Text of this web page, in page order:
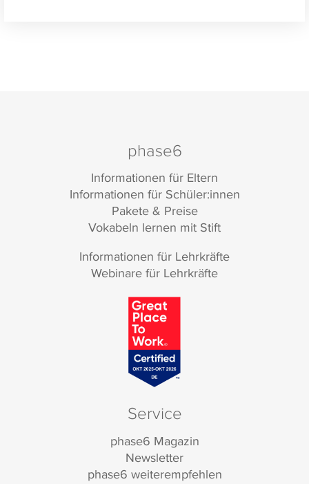
phase6
Informationen für Eltern
Informationen für Schüler:innen
Pakete & Preise
Vokabeln lernen mit Stift
Informationen für Lehrkräfte
Webinare für Lehrkräfte
Service
phase6 Magazin
Newsletter
phase6 weiterempfehlen